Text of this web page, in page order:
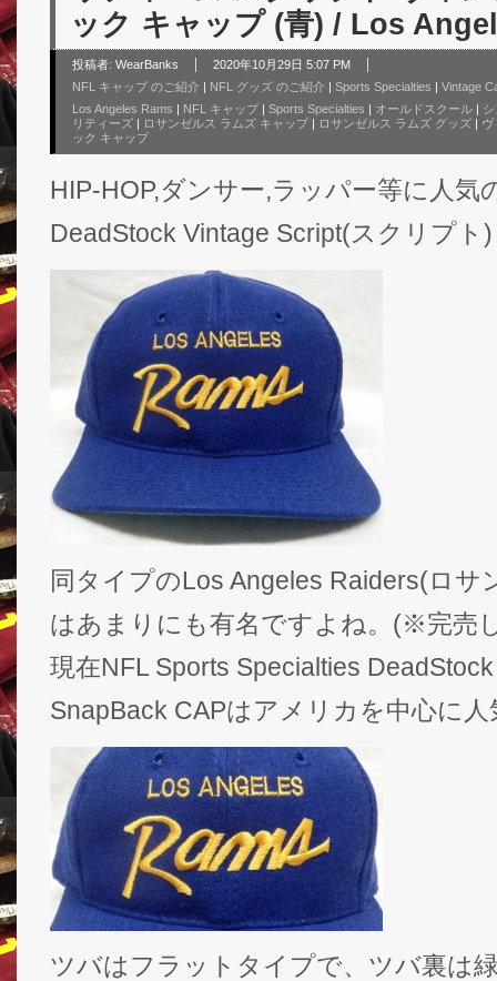
ック キャップ (青) / Los
投稿者: WearBanks
2020年10月29日 5:07 PM
NFL キャップ のご紹介 | NFL グッズ のご紹介 | Sports Specialties | Vintage
Los Angeles Rams | NFL キャップ | Sports Specialties | オールドスクール |
リティーズ | ロサンゼルス ラムズ キャップ | ロサンゼルス ラムズ グッズ | ヴ
ック キャップ
HIP-HOP,ダンサー,ラッパー等に人気
DeadStock Vintage Script(スクリプト
同タイプのLos Angeles Raiders(ロサ
はあまりにも有名ですよね。(※完売
現在NFL Sports Specialties
SnapBack CAPはアメリカを中心に
ツバはフラットタイプで、ツバ裏は